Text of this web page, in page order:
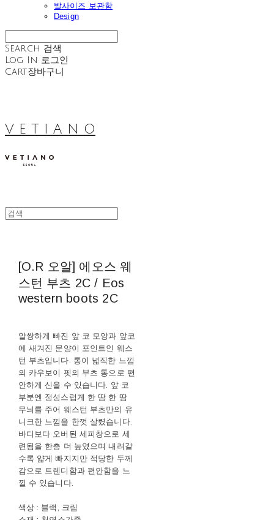
발사이즈 보관함
Design
Search 검색
Log In 로그인
Cart장바구니
V E T I A N O
[O.R 오알] 에오스 웨
스턴 부츠 2C / Eos
western boots 2C
얄쌍하게 빠진 앞 코 모양과 앞코
에 새겨진 문양이 포인트인 웨스
턴 부츠입니다. 통이 넓직한 느낌
의 카우보이 핏의 부츠 통으로 편
안하게 신을 수 있습니다. 앞 코
부분엔 정성스럽게 한 땀 한 땀
무늬를 주어 웨스턴 부츠만의 유
니크한 느낌을 한껏 살렸습니다.
바디보다 오버된 세피창으로 세
련됨을 한층 더 높였으며 내려갈
수록 얇게 빠지지만 적당한 두께
감으로 트렌디함과 편안함을 느
낄 수 있습니다.
색상 : 블랙, 크림